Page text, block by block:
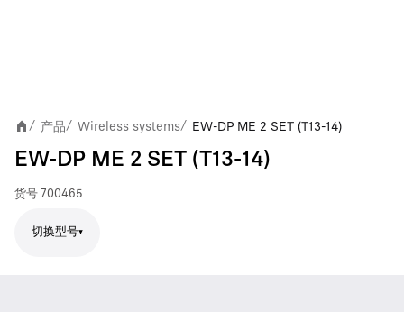
/ 产品/ Wireless systems/ EW-DP ME 2 SET (T13-14)
EW-DP ME 2 SET (T13-14)
货号 700465
切换型号